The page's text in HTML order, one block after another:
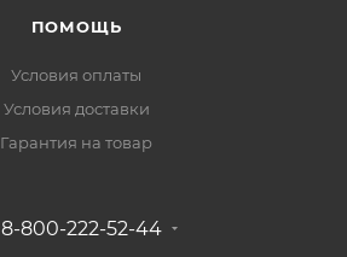
ПОМОЩЬ
Условия оплаты
Условия доставки
Гарантия на товар
8-800-222-52-44